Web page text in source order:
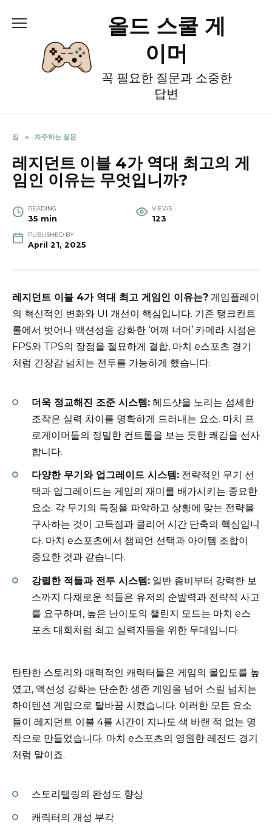
올드 스쿨 게
이머
꼭 필요한 질문과 소중한
답변
집 » 자주하는 질문
레지던트 이블 4가 역대 최고의 게
임인 이유는 무엇입니까?
READING
35 min
VIEWS
123
PUBLISHED BY
April 21, 2025
레지던트 이블 4가 역대 최고 게임인 이유는? 게임플레이
의 혁신적인 변화와 UI 개선이 핵심입니다. 기존 탱크컨트
롤에서 벗어나 액션성을 강화한 ‘어깨 너머’ 카메라 시점은
FPS와 TPS의 장점을 절묘하게 결합, 마치 e스포츠 경기
처럼 긴장감 넘치는 전투를 가능하게 했습니다.
더욱 정교해진 조준 시스템: 헤드샷을 노리는 섬세한
조작은 실력 차이를 명확하게 드러내는 요소. 마치 프
로게이머들의 정밀한 컨트롤을 보는 듯한 쾌감을 선사
합니다.
다양한 무기와 업그레이드 시스템: 전략적인 무기 선
택과 업그레이드는 게임의 재미를 배가시키는 중요한
요소. 각 무기의 특징을 파악하고 상황에 맞는 전략을
구사하는 것이 고득점과 클리어 시간 단축의 핵심입니
다. 마치 e스포츠에서 챔피언 선택과 아이템 조합이
중요한 것과 같습니다.
강렬한 적들과 전투 시스템: 일반 좀비부터 강력한 보
스까지 다채로운 적들은 유저의 순발력과 전략적 사고
를 요구하며, 높은 난이도의 챌린지 모드는 마치 e스
포츠 대회처럼 최고 실력자들을 위한 무대입니다.
탄탄한 스토리와 매력적인 캐릭터들은 게임의 몰입도를 높
였고, 액션성 강화는 단순한 생존 게임을 넘어 스릴 넘치는
하이텐션 게임으로 탈바꿈 시켰습니다. 이러한 모든 요소
들이 레지던트 이블 4를 시간이 지나도 색 바랜 적 없는 명
작으로 만들었습니다. 마치 e스포츠의 영원한 레전드 경기
처럼 말이죠.
스토리텔링의 완성도 향상
캐릭터의 개성 부각